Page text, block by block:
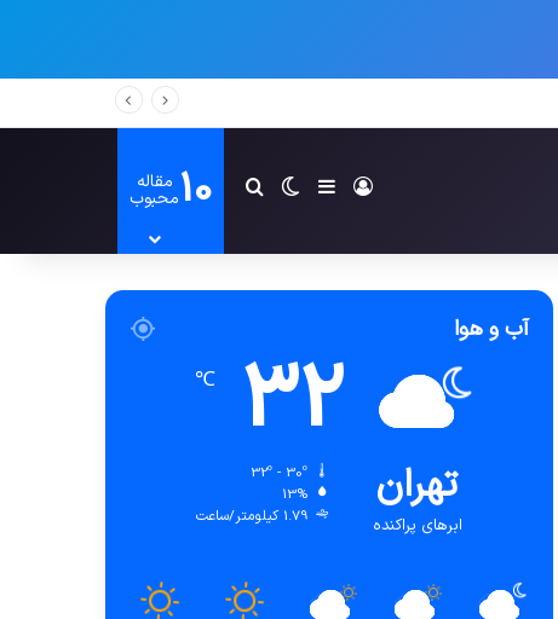
ورودسایدبارتغییر پوسته
جستجو برای
10 مقاله
محبوب
آب و هوا
تهران
ابرهای پراکنده
32
℃
13%
1.79 کیلومتر/ساعت